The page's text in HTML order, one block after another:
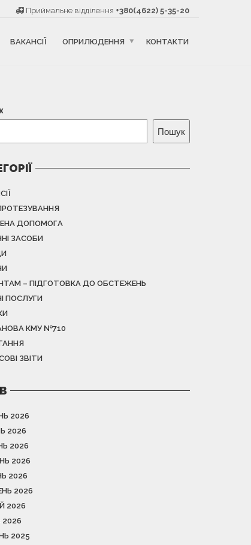
Приймальне відділення +380(4622) 5-35-20
ВАКАНСІЇ ОПРИЛЮДЕННЯ КОНТАКТИ
Пошук
ДОПОМОГА
ЗАСОБИ
– ПІДГОТОВКА ДО ОБСТЕЖЕНЬ
ПОСЛУГИ
КМУ №710
ЗВІТИ
2026
2026
2026
2026
2026
2026
2026
2026
2025